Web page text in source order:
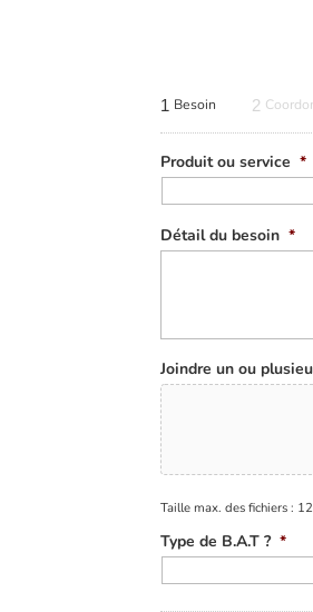
1 Besoin 2
Produit ou service *
Détail du besoin *
Joindre un ou
Taille max. des fichiers :
Type de B.A.T ? *